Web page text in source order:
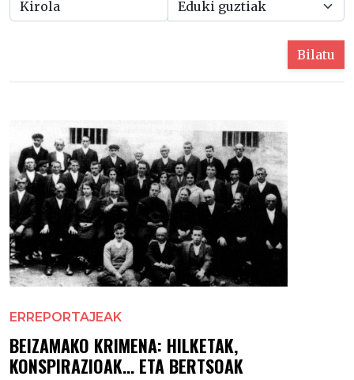
Bilatu
ERREPORTAJEAK
BEIZAMAKO KRIMENA: HILKETAK,
KONSPIRAZIOAK... ETA BERTSOAK